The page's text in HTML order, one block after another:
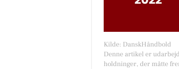
Kilde: DanskHåndbold
Denne artikel er
holdninger, der måtte